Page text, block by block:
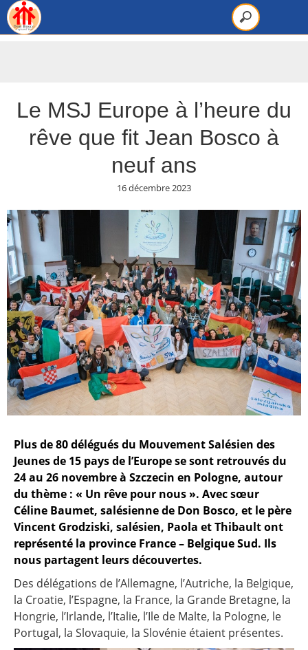
Le MSJ Europe à l’heure du
rêve que fit Jean Bosco à
neuf ans
16 décembre 2023
Plus de 80 délégués du Mouvement Salésien des
Jeunes de 15 pays de l’Europe se sont retrouvés du
24 au 26 novembre à Szczecin en Pologne, autour
du thème : « Un rêve pour nous ». Avec sœur
Céline Baumet, salésienne de Don Bosco, et le père
Vincent Grodziski, salésien, Paola et Thibault ont
représenté la province France – Belgique Sud. Ils
nous partagent leurs découvertes.
Des délégations de l’Allemagne, l’Autriche, la Belgique,
la Croatie, l’Espagne, la France, la Grande Bretagne, la
Hongrie, l’Irlande, l’Italie, l’Ile de Malte, la Pologne, le
Portugal, la Slovaquie, la Slovénie étaient présentes.